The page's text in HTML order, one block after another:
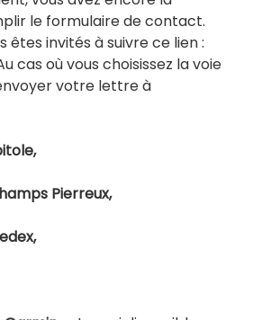
le formulaire de contact.
êtes invités à suivre ce lien :
cas où vous choisissez la voie
votre lettre à
Pierreux,